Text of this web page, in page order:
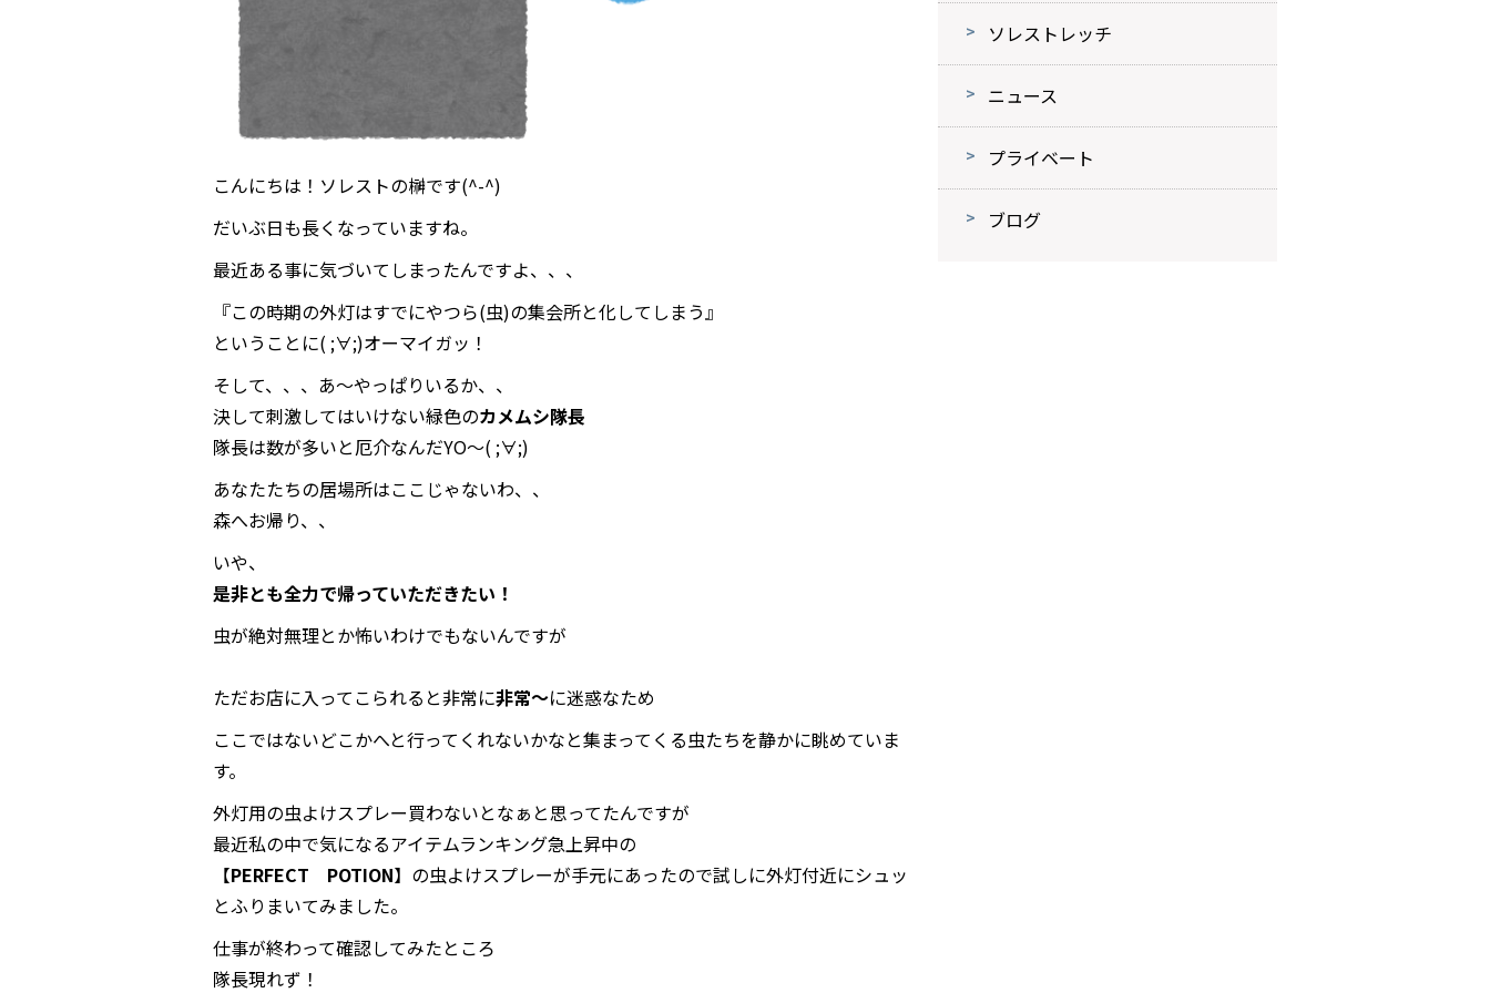
こんにちは！ソレストの榊です(^-^)
だいぶ日も長くなっていますね。
最近ある事に気づいてしまったんですよ、、、
『この時期の外灯はすでにやつら(虫)の集会所と化してしまう』
ということに( ;∀;)オーマイガッ！
そして、、、あ～やっぱりいるか、、
決して刺激してはいけない緑色のカメムシ隊長
隊長は数が多いと厄介なんだYO～( ;∀;)
あなたたちの居場所はここじゃないわ、、
森へお帰り、、
いや、
是非とも全力で帰っていただきたい！
虫が絶対無理とか怖いわけでもないんですが
ただお店に入ってこられると非常に非常～に迷惑なため
ここではないどこかへと行ってくれないかなと集まってくる虫たちを静かに眺めていま
す。
外灯用の虫よけスプレー買わないとなぁと思ってたんですが
最近私の中で気になるアイテムランキング急上昇中の
【PERFECT POTION】の虫よけスプレーが手元にあったので試しに外灯付近にシュッ
とふりまいてみました。
仕事が終わって確認してみたところ
隊長現れず！
ソレストレッチ
ニュース
プライベート
ブログ